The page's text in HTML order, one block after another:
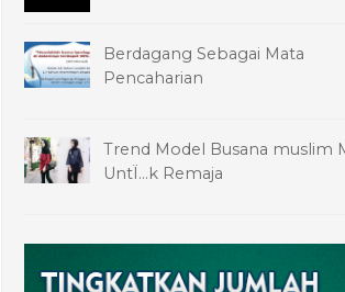
Berdagang Sebagai Mata
Pencaharian
Trend Model Busana muslim
UntÏ…k Remaja